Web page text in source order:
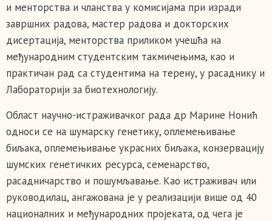
и менторства и чланства у комисијама при изради
завршних радова, мастер радова и докторских
дисертација, менторства приликом учешћа на
међународним студентским такмичењима, као и
практичан рад са студентима на терену, у расаднику и
Лабораторији за биотехнологију.
Област научно-истраживачког рада др Марине Нонић
односи се на шумарску генетику, оплемењивање
биљака, оплемењивање украсних биљака, конзервацију
шумских генетичких ресурса, семенарство,
расадничарство и пошумљавање. Као истраживач или
руководилац, ангажована је у реализацији више од 40
националних и међународних пројеката, од чега је